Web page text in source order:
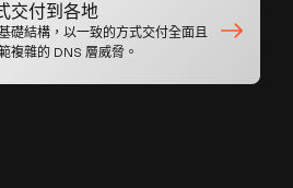
交付到各地
礎結構，以一致的方式交付全面且
複雜的 DNS 層威脅。